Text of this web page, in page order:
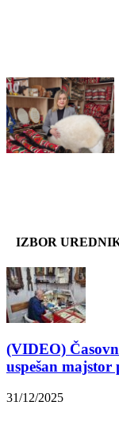
IZBOR
(VIDEO)
uspešan majstor
31/12/2025